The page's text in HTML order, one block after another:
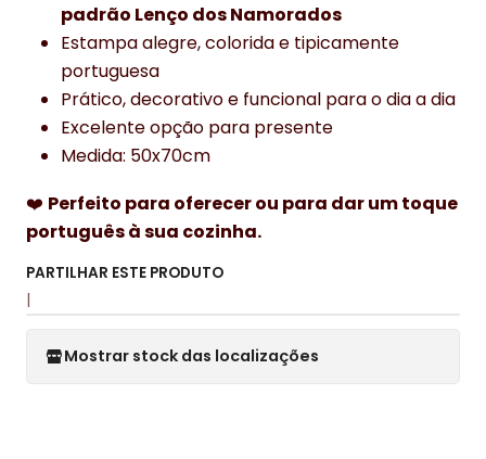
padrão Lenço dos Namorados
Estampa alegre, colorida e tipicamente
portuguesa
Prático, decorativo e funcional para o dia a dia
Excelente opção para presente
Medida: 50x70cm
❤️ Perfeito para oferecer ou para dar um toque
português à sua cozinha.
PARTILHAR ESTE PRODUTO
|
Mostrar stock das localizações